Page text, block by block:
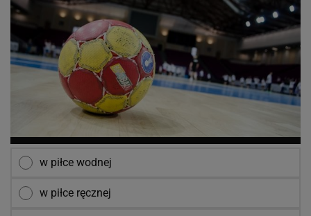
w piłce wodnej
w piłce ręcznej